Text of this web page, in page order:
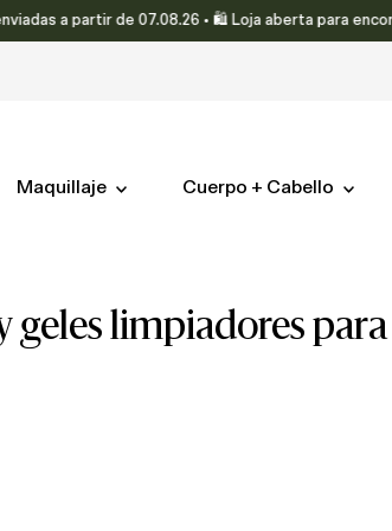
a partir de 07.08.26 • 🛍️ Loja aberta para
Maquillaje Cuerpo + Cabello
y geles limpiadores